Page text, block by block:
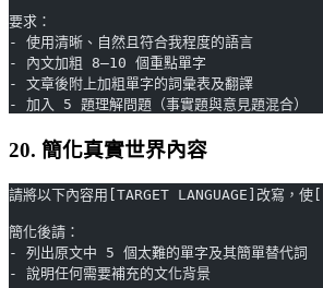
要求：
- 使用清晰、自然且符合我程度的語言
- 內文加粗 8–10 個重點單字
- 文章後附上加粗單字的詞彙表及翻譯
- 加入 5 題理解問題（事實題與意見題混合）
20. 簡化真實世界內容
請將以下內容用[TARGET LANGUAGE]改寫，
簡化後請：
- 列出原文中 5 個太難的單字及其簡單替代詞
- 說明任何需要補充的文化背景